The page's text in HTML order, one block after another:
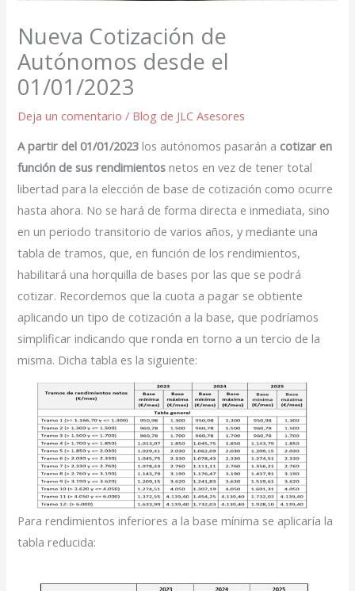
Nueva Cotización de
Autónomos desde el
01/01/2023
Deja un comentario / Blog de JLC Asesores
A partir del 01/01/2023 los autónomos pasarán a cotizar en
función de sus rendimientos netos en vez de tener total
libertad para la elección de base de cotización como ocurre
hasta ahora. No se hará de forma directa e inmediata, sino
en un periodo transitorio de varios años, y mediante una
tabla de tramos, que, en función de los rendimientos,
habilitará una horquilla de bases por las que se podrá
cotizar. Recordemos que la cuota a pagar se obtiente
aplicando un tipo de cotización a la base, que podríamos
simplificar indicando que ronda en torno a un tercio de la
misma. Dicha tabla es la siguiente:
Para rendimientos inferiores a la base mínima se aplicaría la
tabla reducida: